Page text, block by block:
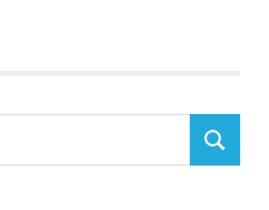
SEARCH